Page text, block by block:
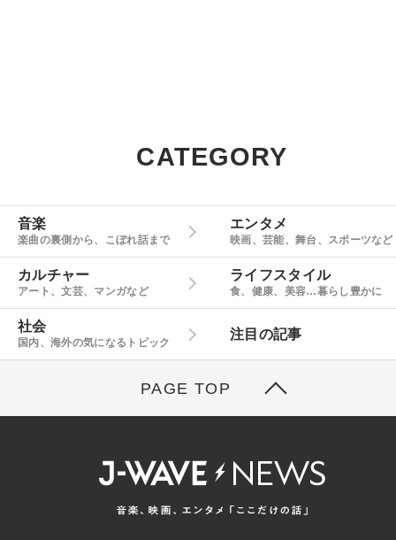
CATEGORY
音楽
楽曲の裏側から、こぼれ話まで
エンタメ
映画、芸能、舞台、スポーツなど
カルチャー
アート、文芸、マンガなど
ライフスタイル
食、健康、美容…暮らし豊かに
社会
国内、海外の気になるトピック
注目の記事
PAGE TOP